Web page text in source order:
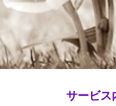
サービス